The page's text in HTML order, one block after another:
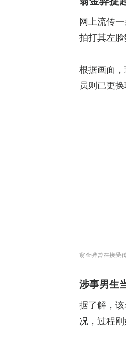
网上流传
拍打其左脸
根据画面
员则已更
翁金骅曾在接受
涉事男生
据了解，
况，过程